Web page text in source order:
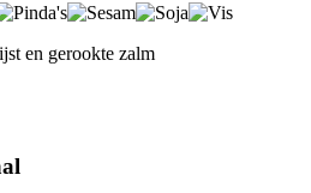
en gerookte zalm